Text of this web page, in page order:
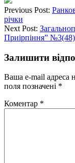
Previous Post:
річки
Next Post:
Приірпіння”
Залишити
Ваша e-mail адреса
поля позначені *
Коментар *